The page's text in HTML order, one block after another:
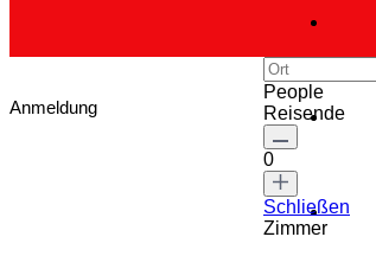
Anmeldung
People
Reisende
0
Schließen
Zimmer